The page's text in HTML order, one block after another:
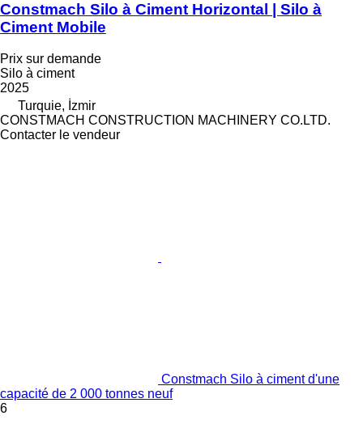
Constmach Silo à Ciment Horizontal | Silo à
Ciment Mobile
Prix sur demande
Silo à ciment
2025
Turquie, İzmir
CONSTMACH CONSTRUCTION MACHINERY CO.LTD.
Contacter le vendeur
Constmach Silo à ciment d'une
capacité de 2 000 tonnes neuf
6